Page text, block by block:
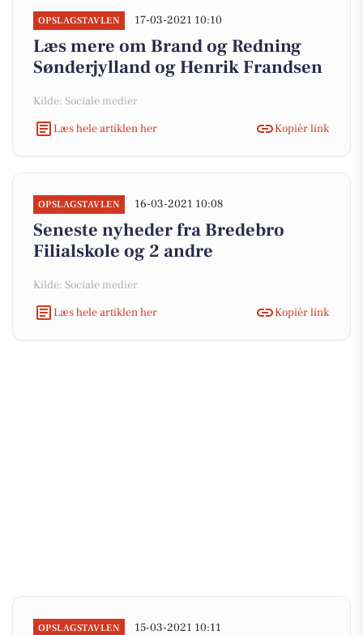
OPSLAGSTAVLEN 17-03-2021 10:10
Læs mere om Brand og Redning
Sønderjylland og Henrik Frandsen
Kilde: Sociale medier
Læs hele artiklen her
Kopiér link
OPSLAGSTAVLEN 16-03-2021 10:08
Seneste nyheder fra Bredebro
Filialskole og 2 andre
Kilde: Sociale medier
Læs hele artiklen her
Kopiér link
OPSLAGSTAVLEN 15-03-2021 10:11